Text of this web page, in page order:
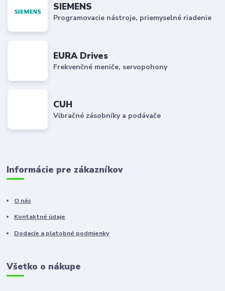
SIEMENS
Programovacie nástroje, priemyselné riadenie
EURA Drives
Frekvenčné meniče, servopohony
CUH
Vibračné zásobníky a podávače
Informácie pre zákazníkov
O nás
Kontaktné údaje
Dodacie a platobné podmienky
Všetko o nákupe